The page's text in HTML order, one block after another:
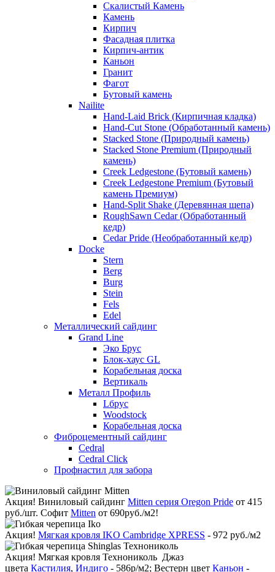
Скалистый Камень
Камень
Кирпич
Фасадная плитка
Кирпич-антик
Каньон
Гранит
Фагот
Бутовый камень
Nailite
Hand-Laid Brick (Кирпичная кладка)
Hand-Cut Stone (Обработанный камень)
Stacked Stone (Природный камень)
Stacked Stone Premium (Природный
камень)
Creek Ledgestone (Бутовый камень)
Creek Ledgestone Premium (Бутовый
камень Премиум)
Hand-Split Shake (Деревянная щепа)
RoughSawn Cedar (Обработанный
кедр)
Cedar Pride (Необработанный кедр)
Docke
Stern
Berg
Burg
Stein
Fels
Edel
Металлический сайдинг
Grand Line
Эко Брус
Блок-хаус GL
Корабельная доска
Вертикаль
Металл Профиль
Lбрус
Woodstock
Корабельная доска
Фиброцементный сайдинг
Cedral
Cedral Click
Профнастил для забора
Акция! Виниловый сайдинг Mitten серия Oregon Pride от 415
руб./шт. Софит Mitten от 690руб./м2!
Акция! Мягкая кровля IKO Cambridge XPRESS - 972 руб./м2
Акция! Мягкая кровля Технониколь Джаз
цвета Кастилия, Индиго - 586р/м2; Вестерн цвет Каньон -